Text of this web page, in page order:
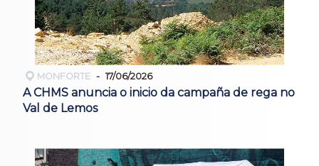
MONFORTE 17/06/2026
A CHMS anuncia o inicio da campaña de rega no
Val de Lemos